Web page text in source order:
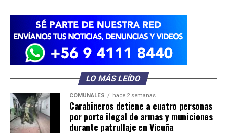
LO MÁS LEÍDO
COMUNALES hace 2 semanas
Carabineros detiene a cuatro personas
por porte ilegal de armas y municiones
durante patrullaje en Vicuña